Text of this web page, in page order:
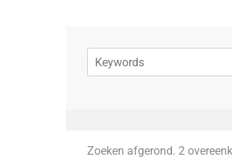
Zoeken afgerond. 2